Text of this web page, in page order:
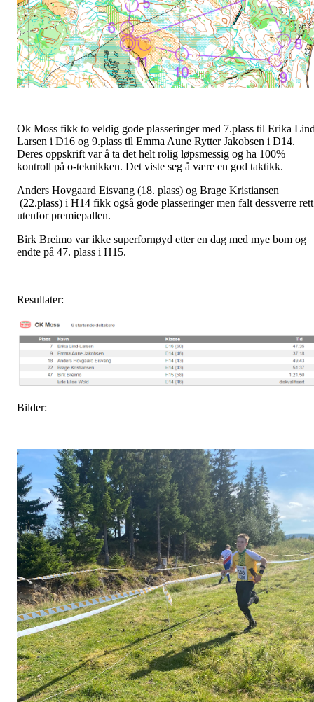
Ok Moss fikk to veldig gode plasseringer med 7.plass til Erika
Larsen i D16 og 9.plass til Emma Aune Rytter Jakobsen i D14.
Deres oppskrift var å ta det helt rolig løpsmessig og ha 100%
kontroll på o-teknikken. Det viste seg å være en god taktikk.
Anders Hovgaard Eisvang (18. plass) og Brage Kristiansen
(22.plass) i H14 fikk også gode plasseringer men falt dessverre rett
utenfor premiepallen.
Birk Breimo var ikke superfornøyd etter en dag med mye bom og
endte på 47. plass i H15.
Resultater:
Bilder: